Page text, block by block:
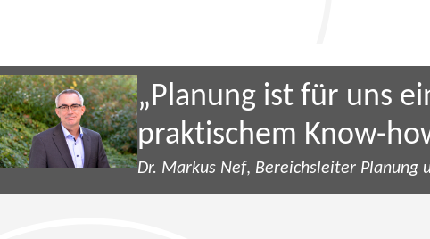
„Planung ist für uns
praktischem Know-
Dr. Markus Nef, Bereichsleiter Planung